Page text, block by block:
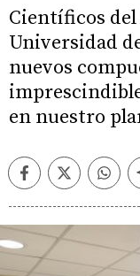
Científicos del
Universidad
nuevos
en nuestro
FacebookTwitter